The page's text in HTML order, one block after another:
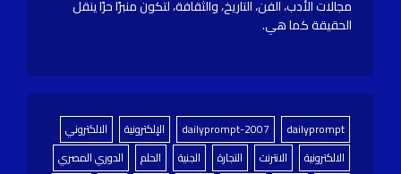
مجالات الأدب، الفن، التاريخ، والثقافة، لتكون منبرًا حرًا ينقل
الحقيقة كما هي.
dailyprompt
dailyprompt-2007 الإلكترونية
الالكتروني
الالكترونية
الانترنت التجارة الجنية الحلم
الدوري المصري